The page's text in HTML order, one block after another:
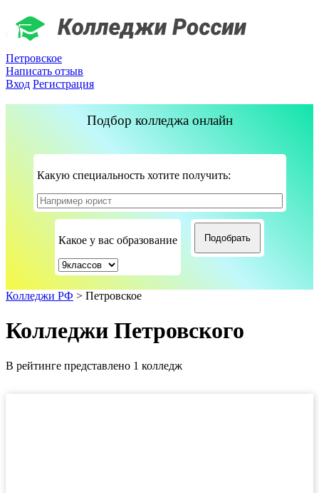
Петровское
Написать отзыв
Вход Регистрация
Подбор колледжа онлайн
Какую специальность хотите получить:
Какое у вас образование
Колледжи РФ > Петровское
Колледжи Петровского
В рейтинге представлено 1 колледж